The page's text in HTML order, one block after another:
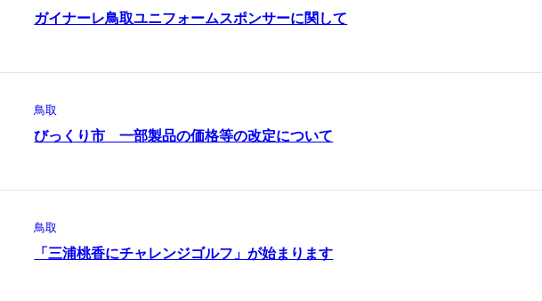
ガイナーレ鳥取ユニフォームスポンサーに関して
鳥取
びっくり市 一部製品の価格等の改定について
鳥取
「三浦桃香にチャレンジゴルフ」が始まります